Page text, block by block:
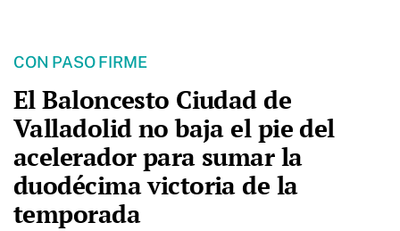
CON PASO FIRME
El Baloncesto Ciudad de
Valladolid no baja el pie del
acelerador para sumar la
duodécima victoria de la
temporada